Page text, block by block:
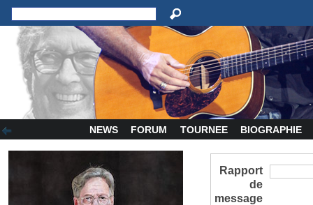
NEWS FORUM TOURNEE BIOGRAPHIE
Rapport
de
message